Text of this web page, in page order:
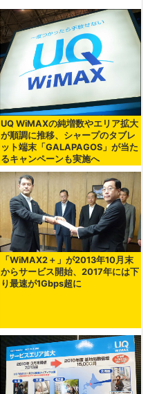
UQ WiMAXの純増数やエリア拡大
が順調に推移、シャープのタブレ
ット端末「GALAPAGOS」が当た
るキャンペーンも実施へ
「WiMAX2＋」が2013年10月末
からサービス開始、2017年には下
り最速が1Gbps超に